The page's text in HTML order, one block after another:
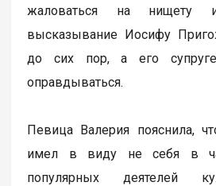
жаловаться на нищету
высказывание Иосифу
до сих пор, а его
оправдываться.
Певица Валерия пояснила,
имел в виду не себя в
популярных деятелей